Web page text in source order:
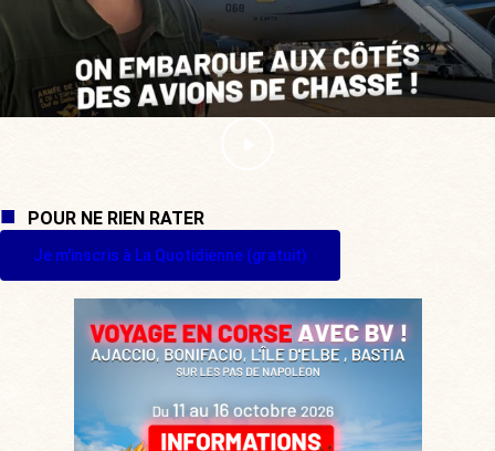
POUR NE RIEN RATER
Je m'inscris à La Quotidienne (gratuit)